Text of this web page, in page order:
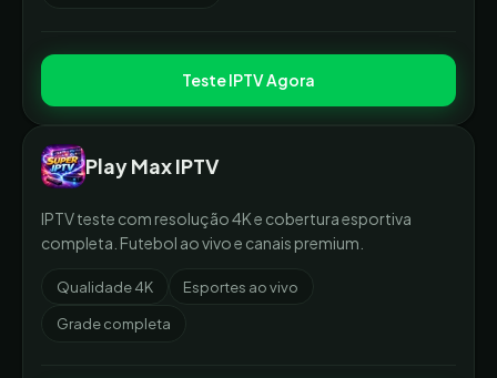
Teste IPTV Agora
Play Max IPTV
IPTV teste com resolução 4K e cobertura esportiva
completa. Futebol ao vivo e canais premium.
Qualidade 4K Esportes ao vivo
Grade completa